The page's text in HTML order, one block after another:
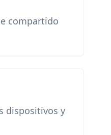
compartido
dispositivos y